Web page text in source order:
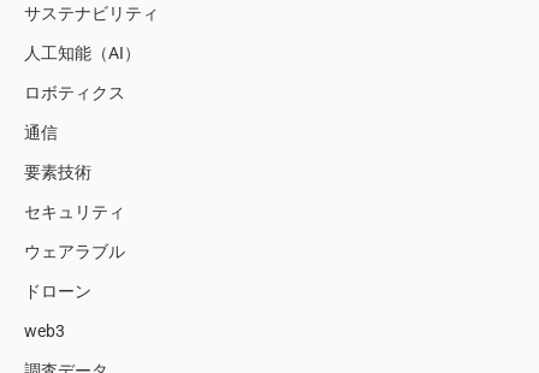
サステナビリティ
人工知能（AI）
ロボティクス
通信
要素技術
セキュリティ
ウェアラブル
ドローン
web3